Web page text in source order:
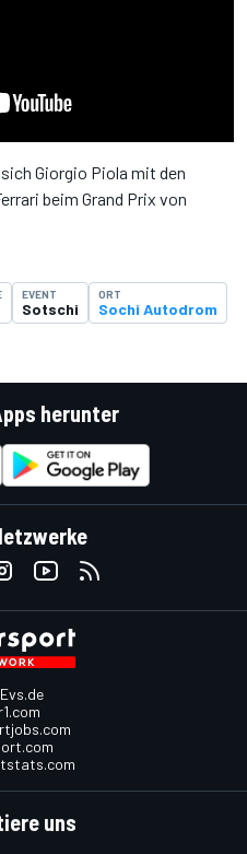
Giorgio Piola mit den
beim Grand Prix von
EVENT
Sotschi
ORT
Sochi Autodrom
herunter
uns